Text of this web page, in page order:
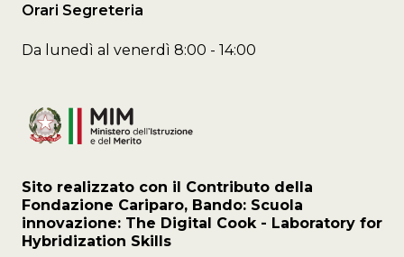
Sito realizzato con il Contributo della
Fondazione Cariparo, Bando: Scuola
innovazione: The Digital Cook - Laboratory for
Hybridization Skills
Orari Segreteria
Da lunedì al venerdì 8:00 - 14:00